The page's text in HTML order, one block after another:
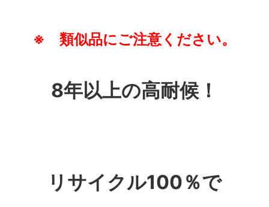
※ 類似品にご注意ください。
8年以上の高耐候！
リサイクル100％で